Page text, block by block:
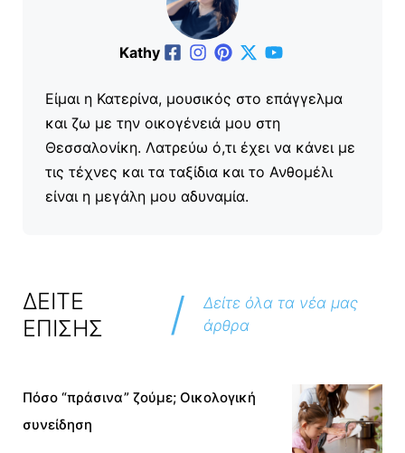
Kathy
Είμαι η Κατερίνα, μουσικός στο επάγγελμα
και ζω με την οικογένειά μου στη
Θεσσαλονίκη. Λατρεύω ό,τι έχει να κάνει με
τις τέχνες και τα ταξίδια και το Ανθομέλι
είναι η μεγάλη μου αδυναμία.
ΔΕΙΤΕ
ΕΠΙΣΗΣ
/
Δείτε όλα τα νέα μας
άρθρα
Πόσο “πράσινα” ζούμε; Οικολογική
συνείδηση